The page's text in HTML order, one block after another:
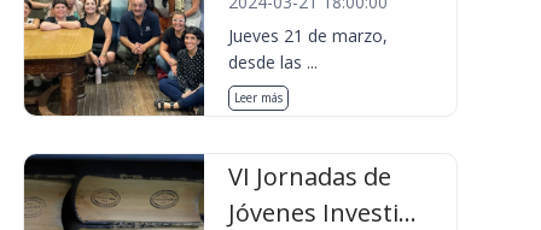
Jueves 21 de marzo,
desde las ...
Leer más
VI Jornadas de
Jóvenes Investi...